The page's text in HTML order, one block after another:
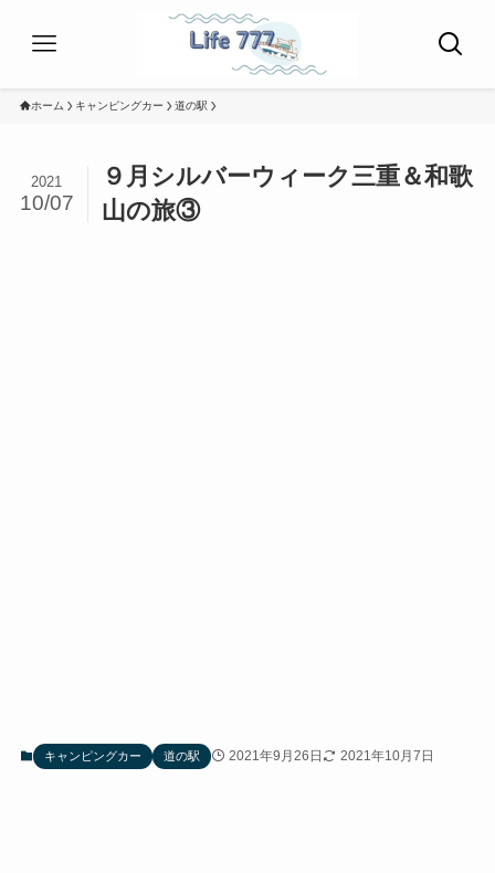
ホーム キャンピングカー 道の駅
９月シルバーウィーク三重＆和歌
山の旅③
2021
10/07
キャンピングカー 道の駅 2021年9月26日 2021年10月7日